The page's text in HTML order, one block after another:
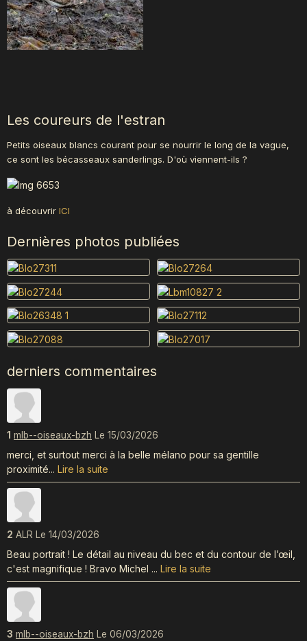
Les coureurs de l'estran
Petits oiseaux blancs courant pour se nourrir le long de la vague,
ce sont les bécasseaux sanderlings. D'où viennent-ils ?
à découvrir ICI
Dernières photos publiées
derniers commentaires
1 mlb--oiseaux-bzh Le 15/03/2026
merci, et surtout merci à la belle mélano pour sa gentille
proximité... Lire la suite
2 ALR Le 14/03/2026
Beau portrait ! Le détail au niveau du bec et du contour de l’œil,
c'est magnifique ! Bravo Michel ... Lire la suite
3 mlb--oiseaux-bzh Le 06/03/2026